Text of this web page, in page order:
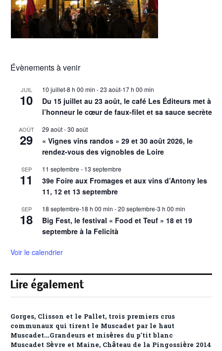
Évènements à venir
JUIL
10
10 juillet-8 h 00 min -23 août-17 h 00 min
Du 15 juillet au 23 août, le café Les Éditeurs met à
l’honneur le cœur de faux-filet et sa sauce secrète
AOÛT
29
29 août-30 août
« Vignes vins randos » 29 et 30 août 2026, le
rendez-vous des vignobles de Loire
SEP
11
11 septembre - 13 septembre
39e Foire aux Fromages et aux vins d’Antony les
11, 12 et 13 septembre
SEP
18
18 septembre-18 h 00 min -20 septembre-3 h 00 min
Big Fest, le festival « Food et Teuf » 18 et 19
septembre à la Felicità
Voir le calendrier
Lire également
Gorges, Clisson et le Pallet, trois premiers crus
communaux qui tirent le Muscadet par le haut
Muscadet…Grandeurs et misères du p’tit blanc
Muscadet Sèvre et Maine, Château de la Pingossière 2014